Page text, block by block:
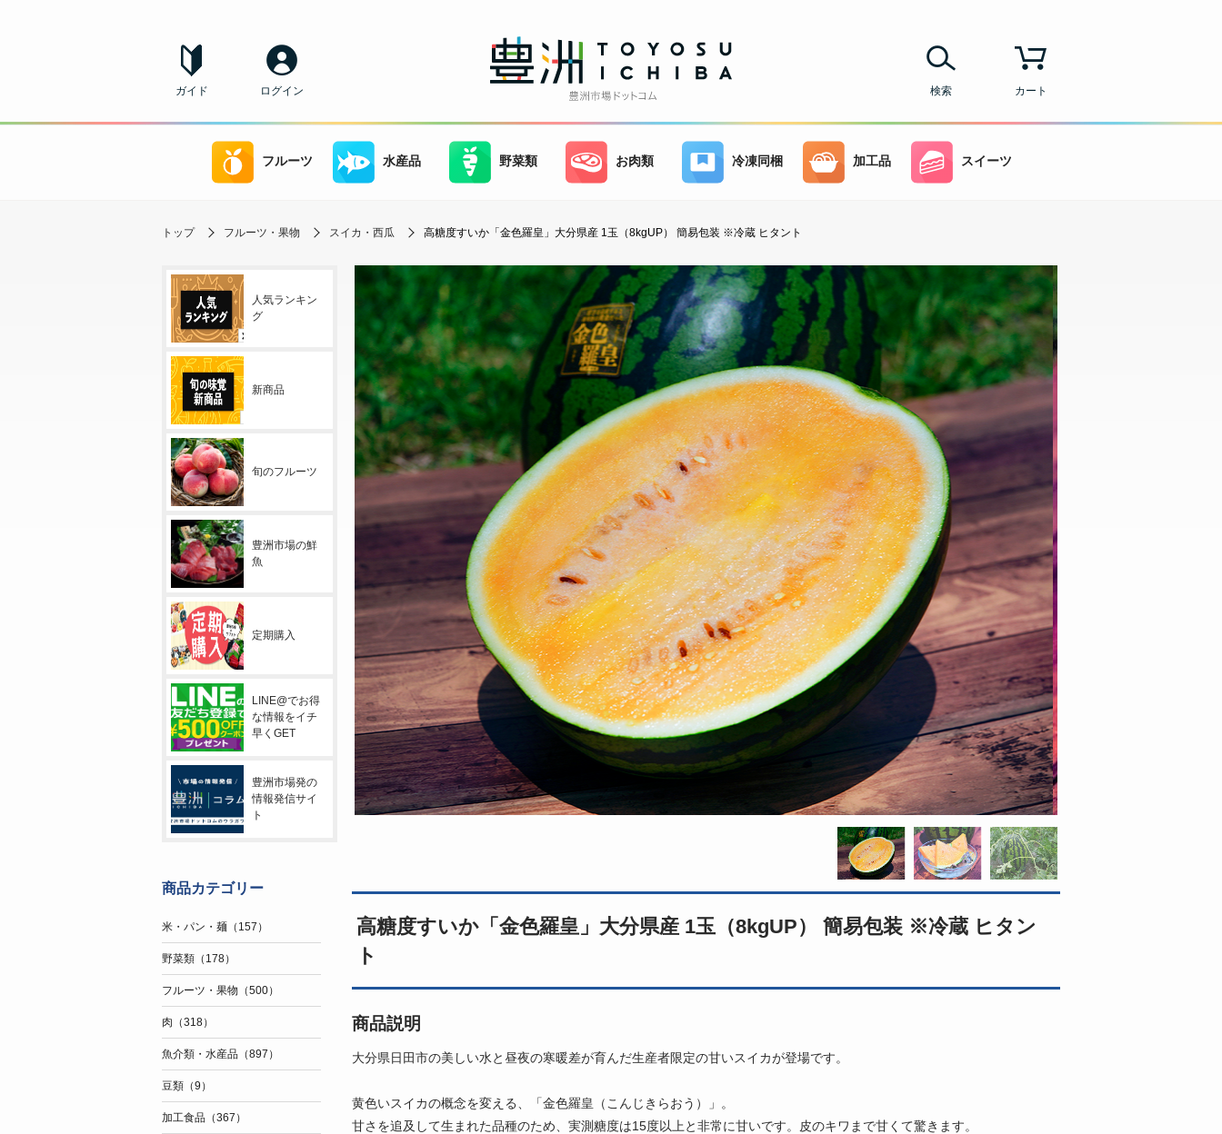
ガイド ログイン カート
検索
フルーツ 水産品 野菜類 お肉類 冷凍同梱 加工品 スイーツ
トップ フルーツ・果物 スイカ・西瓜 高糖度すいか「金色羅皇」大分県産 1玉（8kgUP） 簡易包装 ※冷蔵 ヒタント
高糖度すいか「金色羅皇」大分県産 1玉（8kgUP） 簡易包装 ※冷蔵 ヒタン
ト
商品説明
大分県日田市の美しい水と昼夜の寒暖差が育んだ生産者限定の甘いスイカが登場です。
黄色いスイカの概念を変える、「金色羅皇（こんじきらおう）」。
甘さを追及して生まれた品種のため、実測糖度は15度以上と非常に甘いです。皮のキワまで甘くて驚きます。
人気ランキン
グ
新商品
旬のフルーツ
豊洲市場の鮮
魚
定期購入
LINE@でお得
な情報をイチ
早くGET
豊洲市場発の
情報発信サイ
ト
商品カテゴリー
米・パン・麺（157）
野菜類（178）
フルーツ・果物（500）
肉（318）
魚介類・水産品（897）
豆類（9）
加工食品（367）